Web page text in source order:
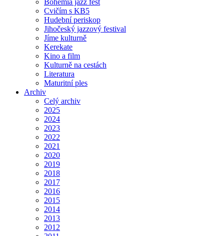
Cvičím s KB5
Hudební periskop
Jihočeský jazzový festival
Jíme kulturně
Kerekate
Kino a film
Kulturně na cestách
Literatura
Maturitní ples
Archiv
Celý archiv
2025
2024
2023
2022
2021
2020
2019
2018
2017
2016
2015
2014
2013
2012